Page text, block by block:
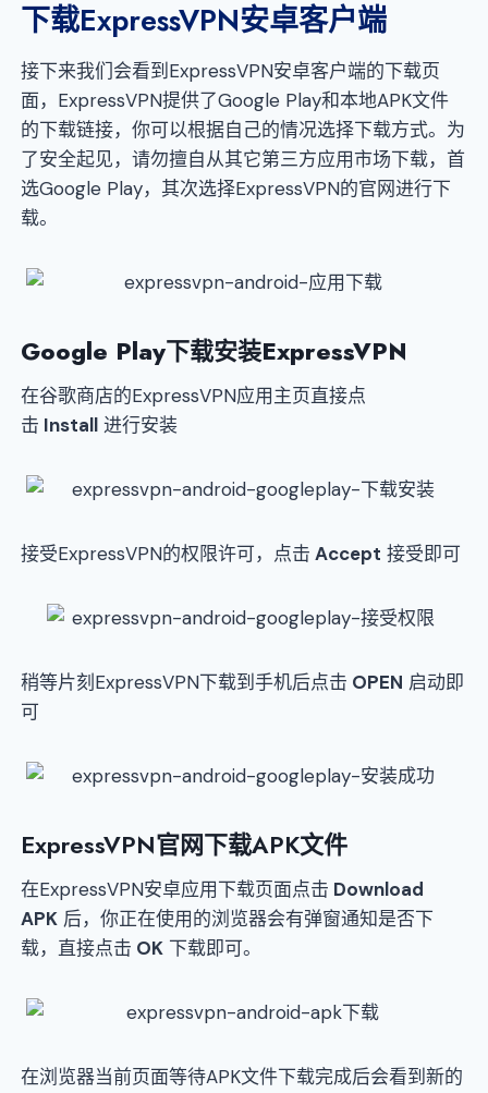
下载ExpressVPN安卓客户端
接下来我们会看到ExpressVPN安卓客户端的下载页
面，ExpressVPN提供了Google Play和本地APK文件
的下载链接，你可以根据自己的情况选择下载方式。为
了安全起见，请勿擅自从其它第三方应用市场下载，首
选Google Play，其次选择ExpressVPN的官网进行下
载。
Google Play下载安装ExpressVPN
在谷歌商店的ExpressVPN应用主页直接点
击 Install 进行安装
接受ExpressVPN的权限许可，点击 Accept 接受即可
稍等片刻ExpressVPN下载到手机后点击 OPEN 启动即
可
ExpressVPN官网下载APK文件
在ExpressVPN安卓应用下载页面点击 Download
APK 后，你正在使用的浏览器会有弹窗通知是否下
载，直接点击 OK 下载即可。
在浏览器当前页面等待APK文件下载完成后会看到新的